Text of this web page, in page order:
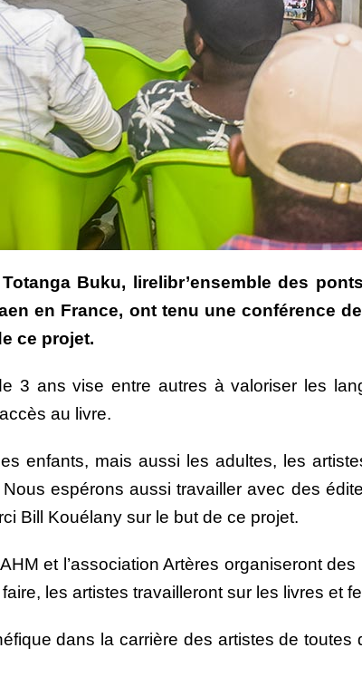
Buku, lirelibr’ensemble des
en France, ont tenu une conférence
ce projet.
3 ans vise entre autres à valoriser les
au livre.
enfants, mais aussi les adultes, les
espérons aussi travailler avec des
Bill Kouélany sur le but de ce projet.
et l’association Artères organiseront
les artistes travailleront sur les livres et
dans la carrière des artistes de